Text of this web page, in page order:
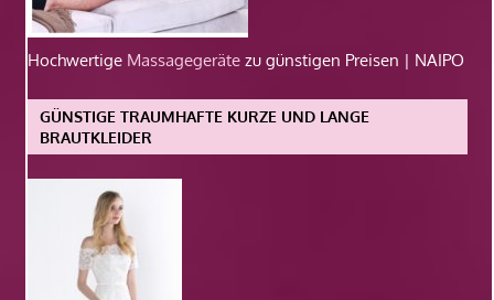
Hochwertige Massagegeräte zu günstigen Preisen | NAIPO
GÜNSTIGE TRAUMHAFTE KURZE UND LANGE
BRAUTKLEIDER